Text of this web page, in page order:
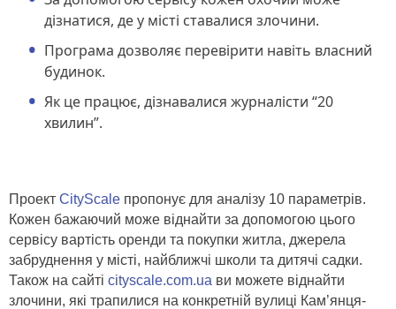
дізнатися, де у місті ставалися злочини.
Програма дозволяє перевірити навіть власний
будинок.
Як це працює, дізнавалися журналісти “20
хвилин”.
Проект CityScale пропонує для аналізу 10 параметрів.
Кожен бажаючий може віднайти за допомогою цього
сервісу вартість оренди та покупки житла, джерела
забруднення у місті, найближчі школи та дитячі садки.
Також на сайті cityscale.com.ua ви можете віднайти
злочини, які трапилися на конкретній вулиці Кам’янця-